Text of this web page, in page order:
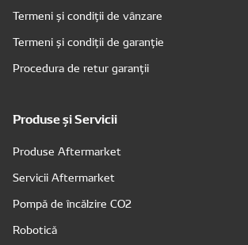
Termeni și condiții de vânzare
Termeni și condiții de garanție
Procedura de retur garanții
Produse și Servicii
Produse Aftermarket
Servicii Aftermarket
Pompă de încălzire CO2
Robotică